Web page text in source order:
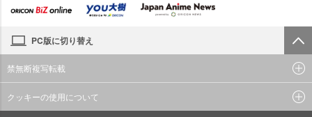
PC版に切り替え
禁無断複写転載
クッキーの使用について